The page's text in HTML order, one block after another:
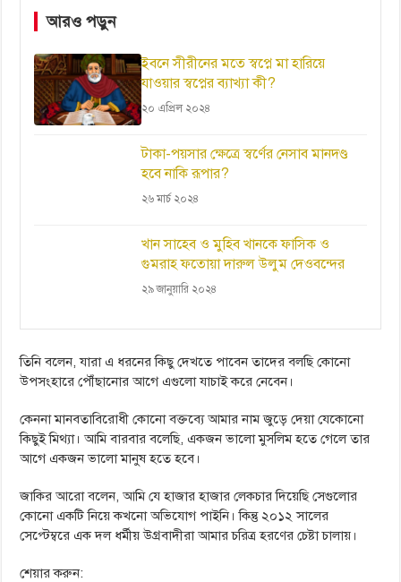
আরও পড়ুন
ইবনে সীরীনের মতে স্বপ্নে মা হারিয়ে
যাওয়ার স্বপ্নের ব্যাখ্যা কী?
২০ এপ্রিল ২০২৪
টাকা-পয়সার ক্ষেত্রে স্বর্ণের নেসাব মানদণ্ড
হবে নাকি রূপার?
২৬ মার্চ ২০২৪
খান সাহেব ও মুহিব খানকে ফাসিক ও
গুমরাহ ফতোয়া দারুল উলুম দেওবন্দের
২৯ জানুয়ারি ২০২৪
তিনি বলেন, যারা এ ধরনের কিছু দেখতে পাবেন তাদের বলছি কোনো
উপসংহারে পৌঁছানোর আগে এগুলো যাচাই করে নেবেন।
কেননা মানবতাবিরোধী কোনো বক্তব্যে আমার নাম জুড়ে দেয়া যেকোনো
কিছুই মিথ্যা। আমি বারবার বলেছি, একজন ভালো মুসলিম হতে গেলে তার
আগে একজন ভালো মানুষ হতে হবে।
জাকির আরো বলেন, আমি যে হাজার হাজার লেকচার দিয়েছি সেগুলোর
কোনো একটি নিয়ে কখনো অভিযোগ পাইনি। কিন্তু ২০১২ সালের
সেপ্টেম্বরে এক দল ধর্মীয় উগ্রবাদীরা আমার চরিত্র হরণের চেষ্টা চালায়।
শেয়ার করুন: